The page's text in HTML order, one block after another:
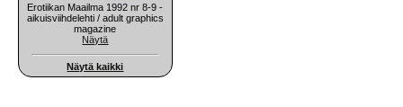
Erotiikan Maailma 1992 nr 8-9 -
aikuisviihdelehti / adult graphics
magazine
Näytä
Näytä kaikki